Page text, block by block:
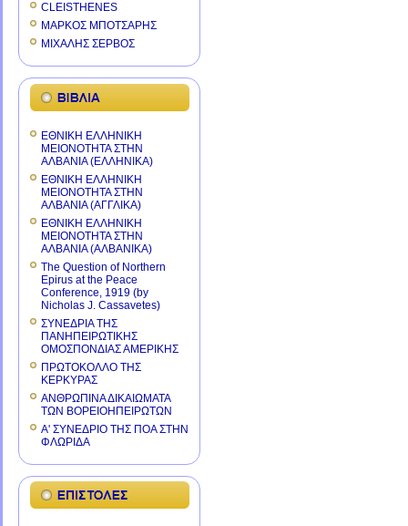
CLEISTHENES
ΜΑΡΚΟΣ ΜΠΟΤΣΑΡΗΣ
ΜΙΧΑΛΗΣ ΣΕΡΒΟΣ
ΕΘΝΙΚΗ ΕΛΛΗΝΙΚΗ
ΜΕΙΟΝΟΤΗΤΑ ΣΤΗΝ
ΑΛΒΑΝΙΑ (ΕΛΛΗΝΙΚΑ)
ΕΘΝΙΚΗ ΕΛΛΗΝΙΚΗ
ΜΕΙΟΝΟΤΗΤΑ ΣΤΗΝ
ΑΛΒΑΝΙΑ (ΑΓΓΛΙΚΑ)
ΕΘΝΙΚΗ ΕΛΛΗΝΙΚΗ
ΜΕΙΟΝΟΤΗΤΑ ΣΤΗΝ
ΑΛΒΑΝΙΑ (ΑΛΒΑΝΙΚΑ)
The Question of Northern
Epirus at the Peace
Conference, 1919 (by
Nicholas J. Cassavetes)
ΣΥΝΕΔΡΙΑ ΤΗΣ
ΠΑΝΗΠΕΙΡΩΤΙΚΗΣ
ΟΜΟΣΠΟΝΔΙΑΣ ΑΜΕΡΙΚΗΣ
ΠΡΩΤΟΚΟΛΛΟ ΤΗΣ
ΚΕΡΚΥΡΑΣ
ΑΝΘΡΩΠΙΝΑ ΔΙΚΑΙΩΜΑΤΑ
ΤΩΝ ΒΟΡΕΙΟΗΠΕΙΡΩΤΩΝ
Α' ΣΥΝΕΔΡΙΟ ΤΗΣ ΠΟΑ ΣΤΗΝ
ΦΛΩΡΙΔΑ